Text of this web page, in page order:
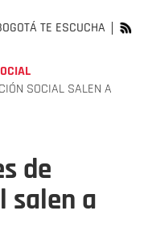
TE ESCUCHA
SOCIAL SALEN A
de
salen a